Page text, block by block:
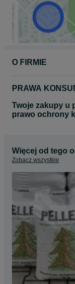
O FIRMIE
PRAWA
Twoje zakupy u
prawo ochrony
Więcej od tego
Zobacz wszystkie